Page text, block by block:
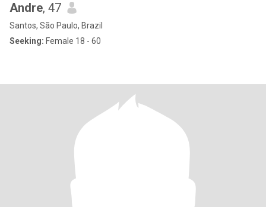
Andre, 47
Santos, São Paulo, Brazil
Seeking: Female 18 - 60